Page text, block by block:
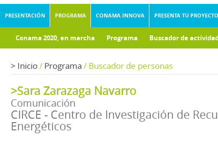
PRESENTACIÓN PROGRAMA CONAMA INNOVA PRESENTA TU PROYECTO
Conama 2020, en marcha Programa Buscador de
> Inicio/ Programa / Buscador de personas
>Sara Zarazaga Navarro
Comunicación
CIRCE - Centro de Investigación de
Energéticos